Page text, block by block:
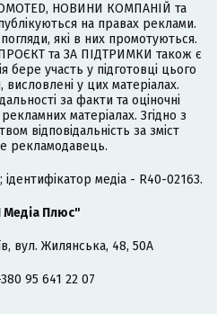
НОВИНИ КОМПАНІЙ та
на правах реклами.
які в них промотуються.
та ЗА ПІДТРИМКИ також є
участь у підготовці цього
висловлені у цих матеріалах.
за факти та оціночні
матеріалах. Згідно з
відповідальність за зміст
рекламодавець.
медіа - R40-02163.
Плюс"
вул. Жилянська, 48, 50А
95 641 22 07